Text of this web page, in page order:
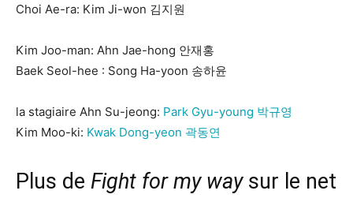
Choi Ae-ra: Kim Ji-won 김지원
Kim Joo-man: Ahn Jae-hong 안재홍
Baek Seol-hee : Song Ha-yoon 송하윤
la stagiaire Ahn Su-jeong: Park Gyu-young 박규영
Kim Moo-ki: Kwak Dong-yeon 곽동연
Plus de Fight for my waysur le net